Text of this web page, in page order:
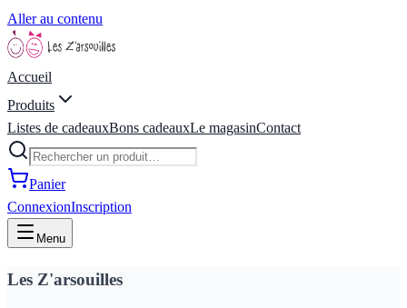
Aller au contenu
Accueil
Produits
Listes de cadeauxBons cadeauxLe magasinContact
Panier
ConnexionInscription
Menu
Les Z'arsouilles